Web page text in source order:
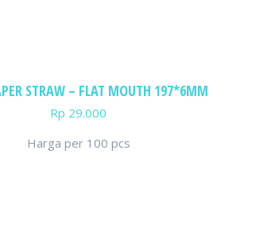
STRAW – FLAT MOUTH 197*6MM
Rp 29.000
Harga per 100 pcs